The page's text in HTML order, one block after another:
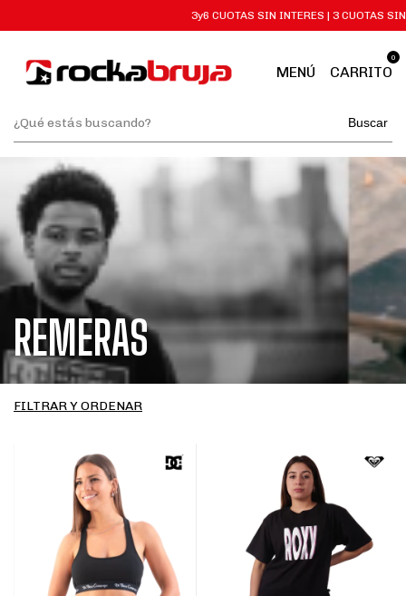
3y6 CUOTAS SIN INTERES | 3 CUOTAS SIN
MENÚ CARRITO
0
Buscar
REMERAS
FILTRAR Y ORDENAR